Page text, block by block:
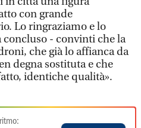
con grande
Lo ringraziamo e lo
- convinti che la
che già lo affianca da
degna sostituta e che
identiche qualità».